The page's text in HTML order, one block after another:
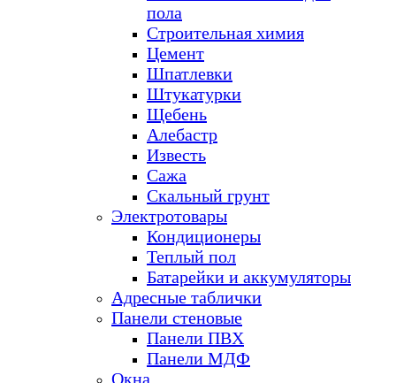
пола
Строительная химия
Цемент
Шпатлевки
Штукатурки
Щебень
Алебастр
Известь
Сажа
Скальный грунт
Электротовары
Кондиционеры
Теплый пол
Батарейки и аккумуляторы
Адресные таблички
Панели стеновые
Панели ПВХ
Панели МДФ
Окна